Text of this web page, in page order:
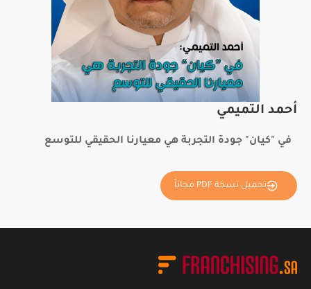
أحمد التميمي
في "كيان" جودة التجربة هي معيارنا الحقيقي للتوسع
تحميل نسخة PDF مجاناً